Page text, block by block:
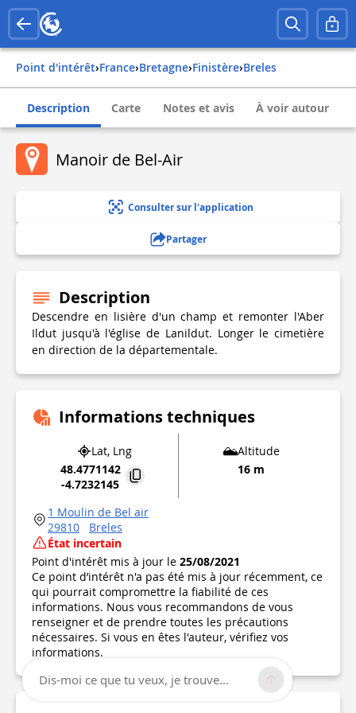
Point d'intérêt› france› bretagne› finistère› breles
Description Carte Notes et avis À voir autour
Manoir de Bel-Air
Consulter sur l'application
Partager
Description
Descendre en lisière d'un champ et remonter l'Aber
Ildut jusqu'à l'église de Lanildut. Longer le cimetière
en direction de la départementale.
Informations techniques
Lat, Lng
48.4771142
-4.7232145
Altitude
16 m
1 Moulin de Bel air
29810
Breles
État incertain
Point d'intérêt mis à jour le 25/08/2021
Ce point d’intérêt n'a pas été mis à jour récemment, ce
qui pourrait compromettre la fiabilité de ces
informations. Nous vous recommandons de vous
renseigner et de prendre toutes les précautions
nécessaires. Si vous en êtes l'auteur, vérifiez vos
informations.
Dis-moi ce que tu veux, je trouve...